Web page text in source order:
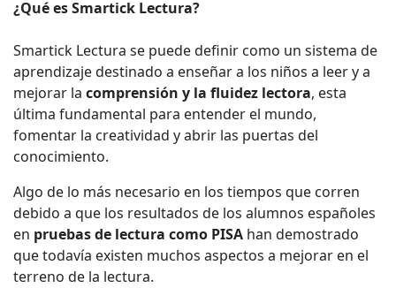
¿Qué es Smartick Lectura?
Smartick Lectura se puede definir como un sistema de
aprendizaje destinado a enseñar a los niños a leer y a
mejorar la comprensión y la fluidez lectora, esta
última fundamental para entender el mundo,
fomentar la creatividad y abrir las puertas del
conocimiento.
Algo de lo más necesario en los tiempos que corren
debido a que los resultados de los alumnos españoles
en pruebas de lectura como PISA han demostrado
que todavía existen muchos aspectos a mejorar en el
terreno de la lectura.